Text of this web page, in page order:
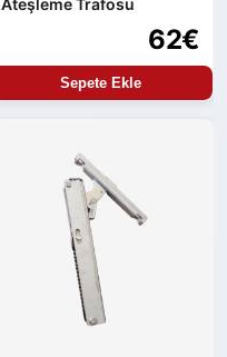
Ateşleme Trafosu
62€
Sepete Ekle